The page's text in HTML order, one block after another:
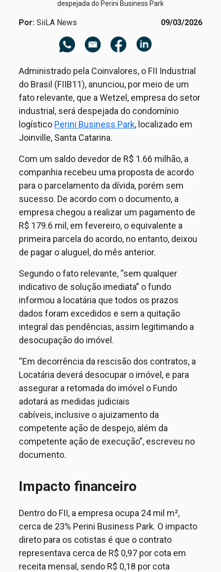
despejada do Perini Business Park
Por: SiiLA News 09/03/2026
Administrado pela Coinvalores, o FII Industrial
do Brasil (FIIB11), anunciou, por meio de um
fato relevante, que a Wetzel, empresa do setor
industrial, será despejada do condomínio
logístico Perini Business Park, localizado em
Joinville, Santa Catarina.
Com um saldo devedor de R$ 1.66 milhão, a
companhia recebeu uma proposta de acordo
para o parcelamento da dívida, porém sem
sucesso. De acordo com o documento, a
empresa chegou a realizar um pagamento de
R$ 179.6 mil, em fevereiro, o equivalente a
primeira parcela do acordo, no entanto, deixou
de pagar o aluguel, do mês anterior.
Segundo o fato relevante, “sem qualquer
indicativo de solução imediata” o fundo
informou a locatária que todos os prazos
dados foram excedidos e sem a quitação
integral das pendências, assim legitimando a
desocupação do imóvel.
“Em decorrência da rescisão dos contratos, a
Locatária deverá desocupar o imóvel, e para
assegurar a retomada do imóvel o Fundo
adotará as medidas judiciais
cabíveis, inclusive o ajuizamento da
competente ação de despejo, além da
competente ação de execução”, escreveu no
documento.
Impacto financeiro
Dentro do FII, a empresa ocupa 24 mil m²,
cerca de 23% Perini Business Park. O impacto
direto para os cotistas é que o contrato
representava cerca de R$ 0,97 por cota em
receita mensal, sendo R$ 0,18 por cota